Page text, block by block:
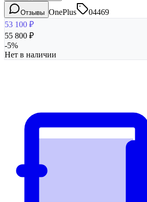
Отзывы OnePlus
04469
53 100 ₽
55 800 ₽
-5%
Нет в наличии